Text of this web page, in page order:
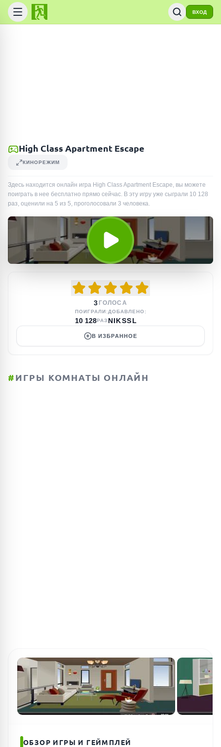
ВХОД
High Class Apartment Escape
КИНОРЕЖИМ
Здесь находится онлайн игра High Class Apartment Escape, вы можете
поиграть в нее бесплатно прямо сейчас. В эту игру уже сыграли 10 128
раз, оценили на 5 из 5, проголосовали 3 человека.
3 ГОЛОСА
ПОИГРАЛИ:
10 128РАЗ
ДОБАВЛЕНО:
NIKSSL
В ИЗБРАННОЕ
#ИГРЫ КОМНАТЫ ОНЛАЙН
ОБЗОР ИГРЫ И ГЕЙМПЛЕЙ